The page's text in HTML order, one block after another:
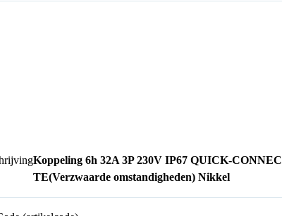
Koppeling 6h 32A 3P 230V IP67 QUICK-
TE(Verzwaarde omstandigheden) Nikkel